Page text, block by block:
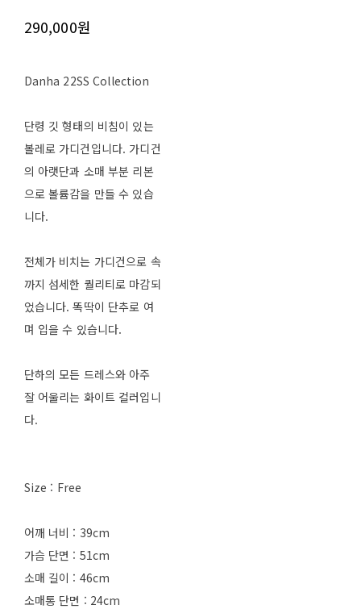
290,000원
Danha 22SS Collection
단령 깃 형태의 비침이 있는
볼레로 가디건입니다. 가디건
의 아랫단과 소매 부분 리본
으로 볼륨감을 만들 수 있습
니다.
전체가 비치는 가디건으로 속
까지 섬세한 퀄리티로 마감되
었습니다. 똑딱이 단추로 여
며 입을 수 있습니다.
단하의 모든 드레스와 아주
잘 어울리는 화이트 컬러입니
다.
Size : Free
어깨 너비 : 39cm
가슴 단면 : 51cm
소매 길이 : 46cm
소매통 단면 : 24cm